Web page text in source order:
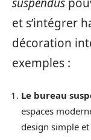
suspendus
et s’intégrer
décoration
exemples :
Le bureau
espaces
design simple